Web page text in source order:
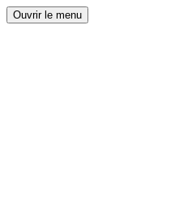
Ouvrir le menu